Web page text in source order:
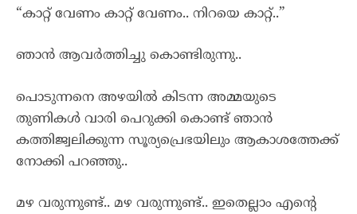
“കാറ്റ് വേണം കാറ്റ് വേണം.. നിറയെ കാറ്റ്..”
ഞാൻ ആവർത്തിച്ചു കൊണ്ടിരുന്നു..
പൊടുന്നനെ അഴയിൽ കിടന്ന അമ്മയുടെ
തുണികൾ വാരി പെറുക്കി കൊണ്ട് ഞാൻ
കത്തിജ്വലിക്കുന്ന സൂര്യപ്രെഭയിലും ആകാശത്തേക്ക്
നോക്കി പറഞ്ഞു..
മഴ വരുന്നുണ്ട്.. മഴ വരുന്നുണ്ട്.. ഇതെല്ലാം എന്റെ